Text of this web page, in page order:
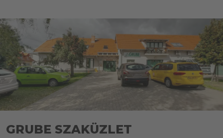
GRUBE SZAKÜZLET